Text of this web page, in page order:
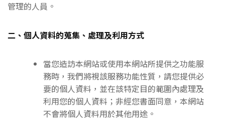
管理的人員。
二、個人資料的蒐集、處理及利用方式
當您造訪本網站或使用本網站所提供之功能服
務時，我們將視該服務功能性質，請您提供必
要的個人資料，並在該特定目的範圍內處理及
利用您的個人資料；非經您書面同意，本網站
不會將個人資料用於其他用途。